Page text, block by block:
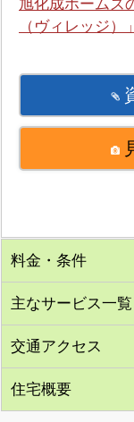
旭化成ホームズ
（ヴィレッジ）
料金・条件
主なサービス一覧
交通アクセス
住宅概要